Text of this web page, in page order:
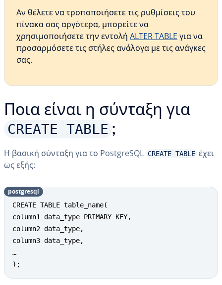
Αν θέλετε να τροποποιήσετε τις ρυθμίσεις του
πίνακα σας αργότερα, μπορείτε να
χρησιμοποιήσετε την εντολή ALTER TABLE για να
προσαρμόσετε τις στήλες ανάλογα με τις ανάγκες
σας.
Ποια είναι η σύνταξη για
CREATE TABLE ;
Η βασική σύνταξη για το PostgreSQL CREATE TABLE έχει
ως εξής:
CREATE TABLE table_name(
column1 data_type PRIMARY KEY,
column2 data_type,
column3 data_type,
…
);
postgresql